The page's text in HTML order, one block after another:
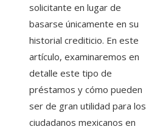
solicitante en lugar de
basarse únicamente en su
historial crediticio. En este
artículo, examinaremos en
detalle este tipo de
préstamos y cómo pueden
ser de gran utilidad para los
ciudadanos mexicanos en